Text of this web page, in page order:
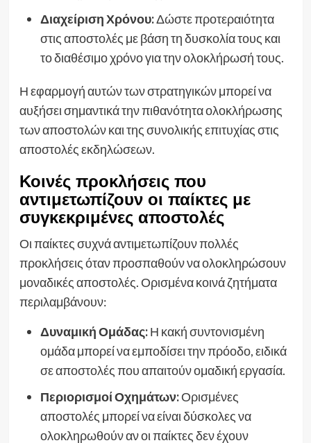
Διαχείριση Χρόνου:Δώστε προτεραιότητα
στις αποστολές με βάση τη δυσκολία τους και
το διαθέσιμο χρόνο για την ολοκλήρωσή τους.
Η εφαρμογή αυτών των στρατηγικών μπορεί να
αυξήσει σημαντικά την πιθανότητα ολοκλήρωσης
των αποστολών και της συνολικής επιτυχίας στις
αποστολές εκδηλώσεων.
Κοινές προκλήσεις που
αντιμετωπίζουν οι παίκτες με
συγκεκριμένες αποστολές
Οι παίκτες συχνά αντιμετωπίζουν πολλές
προκλήσεις όταν προσπαθούν να ολοκληρώσουν
μοναδικές αποστολές. Ορισμένα κοινά ζητήματα
περιλαμβάνουν:
Δυναμική Ομάδας:Η κακή συντονισμένη
ομάδα μπορεί να εμποδίσει την πρόοδο, ειδικά
σε αποστολές που απαιτούν ομαδική εργασία.
Περιορισμοί Οχημάτων:Ορισμένες
αποστολές μπορεί να είναι δύσκολες να
ολοκληρωθούν αν οι παίκτες δεν έχουν